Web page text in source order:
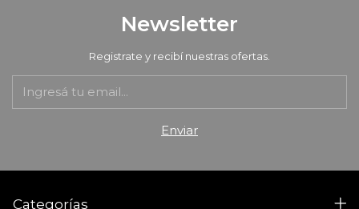
Newsletter
Registrate y recibí nuestras ofertas.
Categorías